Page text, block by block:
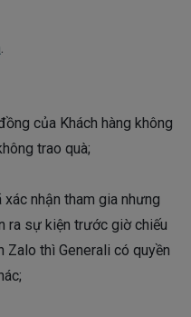
.
của Khách hàng không
trao quà;
nhận tham gia nhưng
ra sự kiện trước giờ chiếu
Zalo thì Generali có quyền